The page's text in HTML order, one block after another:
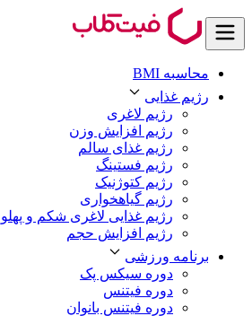
محاسبه BMI
رژیم غذایی
رژیم لاغری
رژیم افزایش وزن
رژیم غذای سالم
رژیم فستینگ
رژیم کتوژنیک
رژیم گیاهخواری
رژیم غذایی لاغری شکم و پهلو
رژیم افزایش حجم
برنامه ورزشی
دوره سیکس پک
دوره فیتنس
دوره فیتنس بانوان